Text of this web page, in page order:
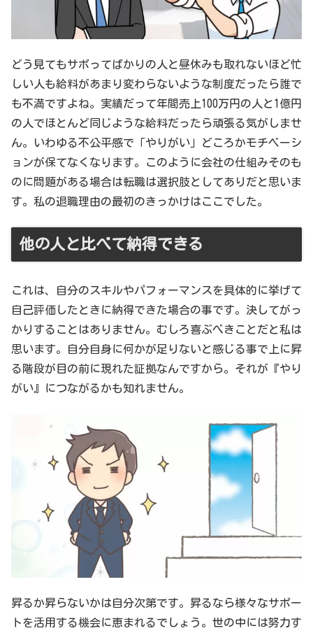
どう見てもサボってばかりの人と昼休みも取れないほど忙
しい人も給料があまり変わらないような制度だったら誰で
も不満ですよね。実績だって年間売上100万円の人と1億円
の人でほとんど同じような給料だったら頑張る気がしませ
ん。いわゆる不公平感で「やりがい」どころかモチベーシ
ョンが保てなくなります。このように会社の仕組みそのも
のに問題がある場合は転職は選択肢としてありだと思いま
す。私の退職理由の最初のきっかけはここでした。
他の人と比べて納得できる
これは、自分のスキルやパフォーマンスを具体的に挙げて
自己評価したときに納得できた場合の事です。決してがっ
かりすることはありません。むしろ喜ぶべきことだと私は
思います。自分自身に何かが足りないと感じる事で上に昇
る階段が目の前に現れた証拠なんですから。それが『やり
がい』につながるかも知れません。
昇るか昇らないかは自分次第です。昇るなら様々なサポー
トを活用する機会に恵まれるでしょう。世の中には努力す